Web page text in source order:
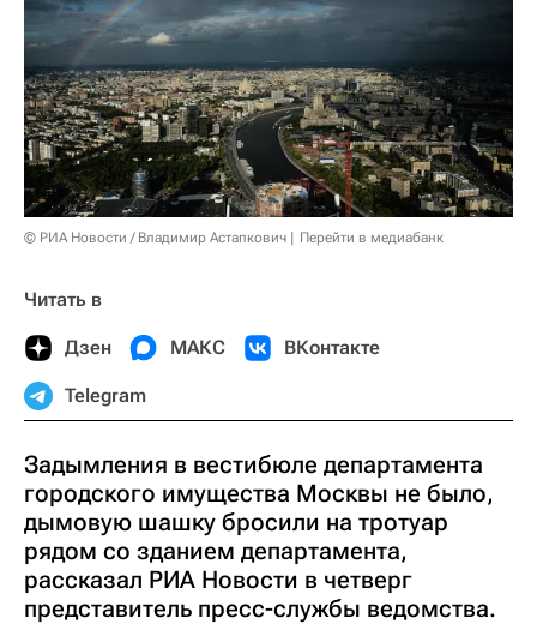
© РИА Новости / Владимир Астапкович Перейти в медиабанк
Читать в
Дзен МАКС ВКонтакте
Telegram
Задымления в вестибюле департамента
городского имущества Москвы не было,
дымовую шашку бросили на тротуар
рядом со зданием департамента,
рассказал РИА Новости в четверг
представитель пресс-службы ведомства.